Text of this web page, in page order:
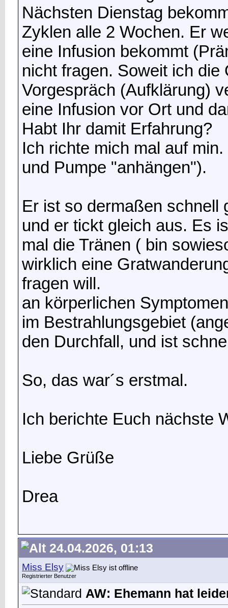
Nächsten Dienstag
Zyklen alle 2 Wochen. Er
eine Infusion bekommt
nicht fragen. Soweit ich die
Vorgespräch (Aufklärung)
eine Infusion vor Ort und
Habt Ihr damit Erfahrung?
Ich richte mich mal auf
und Pumpe "anhängen").
Er ist so dermaßen schnell
und er tickt gleich aus. Es
mal die Tränen ( bin
wirklich eine
fragen will.
an körperlichen
im Bestrahlungsgebiet
den Durchfall, und ist
So, das war´s erstmal.
Ich berichte Euch nächste
Liebe Grüße
Drea
24.04.2026, 01:13
Miss Elsy
Registrierter Benutzer
AW: Ehemann hat